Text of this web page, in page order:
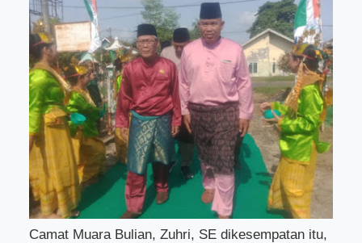
Camat Muara Bulian, Zuhri, SE dikesempatan itu,